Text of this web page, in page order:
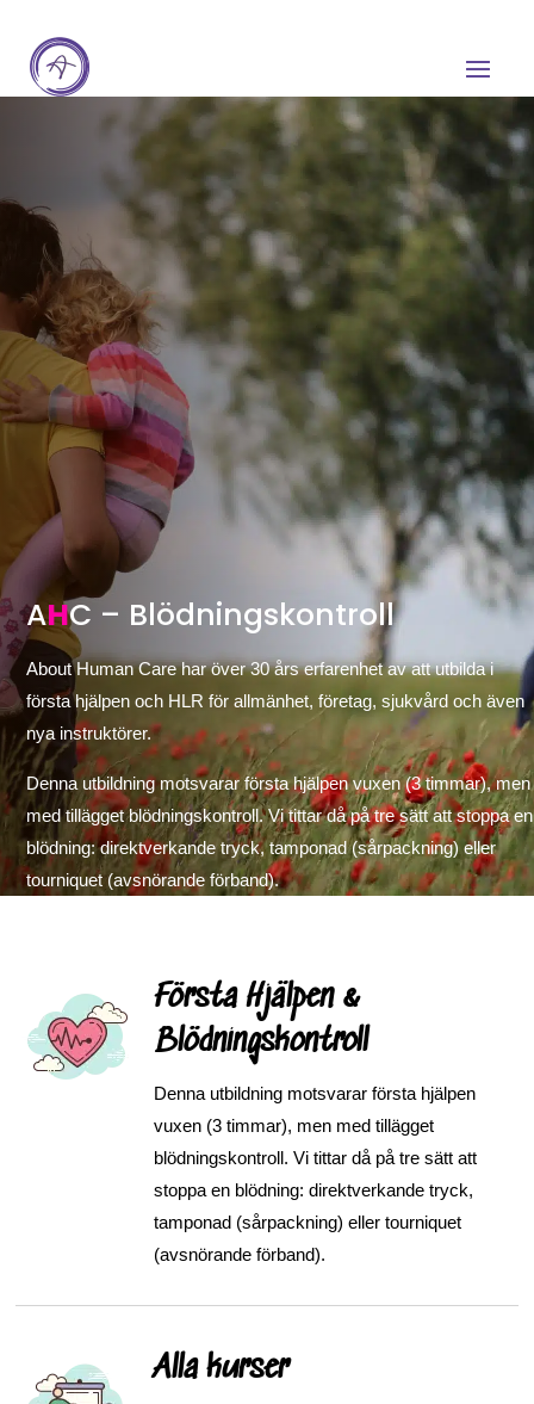
AHC – Blödningskontroll
About Human Care har över 30 års erfarenhet av att utbilda i
första hjälpen och HLR för allmänhet, företag, sjukvård och även
nya instruktörer.
Denna utbildning motsvarar första hjälpen vuxen (3 timmar), men
med tillägget blödningskontroll. Vi tittar då på tre sätt att stoppa en
blödning: direktverkande tryck, tamponad (sårpackning) eller
tourniquet (avsnörande förband).
Första Hjälpen &
Blödningskontroll
Denna utbildning motsvarar första hjälpen
vuxen (3 timmar), men med tillägget
blödningskontroll. Vi tittar då på tre sätt att
stoppa en blödning: direktverkande tryck,
tamponad (sårpackning) eller tourniquet
(avsnörande förband).
Alla kurser